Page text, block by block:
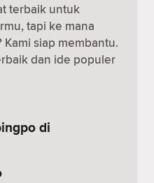
terbaik untuk
tapi ke mana
siap membantu.
dan ide populer
di